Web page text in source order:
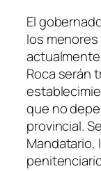
El
los
Roca serán
que no
provincial.
Mandatario,